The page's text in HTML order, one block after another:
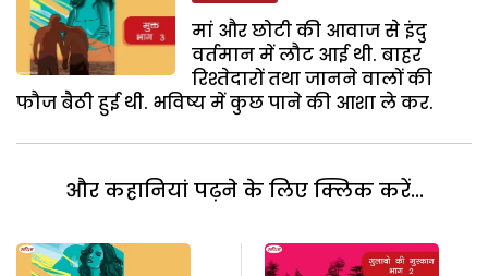
मां और छोटी की आवाज से इंदु
वर्तमान में लौट आई थी. बाहर
रिश्तेदारों तथा जानने वालों की
फौज बैठी हुई थी. भविष्य में कुछ पाने की आशा ले कर.
और कहानियां पढ़ने के लिए क्लिक करें...